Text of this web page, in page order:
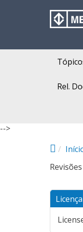
Rel.
-->
Licença